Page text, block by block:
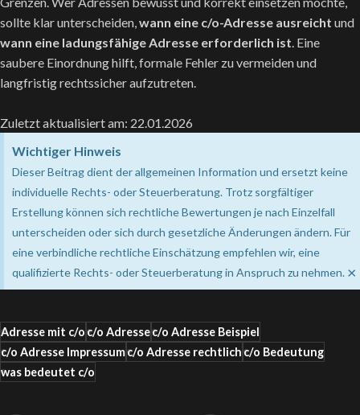
sollte klar unterscheiden, wann eine c/o-Adresse ausreicht und
wann eine ladungsfähige Adresse erforderlich ist . Eine
saubere Einordnung hilft, formale Fehler zu vermeiden und
langfristig rechtssicher aufzutreten.
Zuletzt aktualisiert am: 22.01.2026
Wichtiger Hinweis
Dieser Beitrag dient der allgemeinen Information und ersetzt keine
individuelle Rechts- oder Steuerberatung. Trotz sorgfältiger
Erstellung können sich rechtliche Bewertungen je nach Einzelfall
unterscheiden oder sich durch gesetzliche Änderungen ändern. Für
eine verbindliche rechtliche Einschätzung empfehlen wir, eine
qualifizierte Rechts- oder Steuerberatung in Anspruch zu nehmen. ×
Adresse mit c/oc/o Adressec/o Adresse Beispiel
c/o Adresse Impressumc/o Adresse rechtlichc/o Bedeutung
was bedeutet c/o